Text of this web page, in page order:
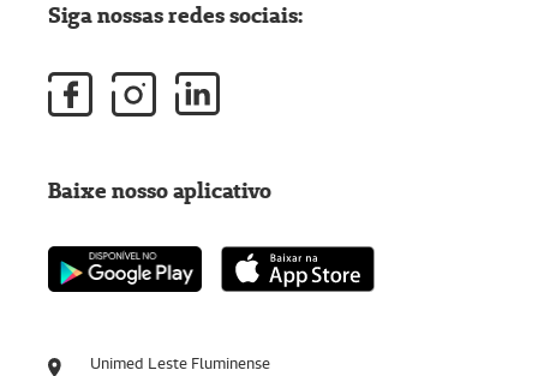
Unimed Leste Fluminense
Siga nossas redes sociais:
Baixe nosso aplicativo